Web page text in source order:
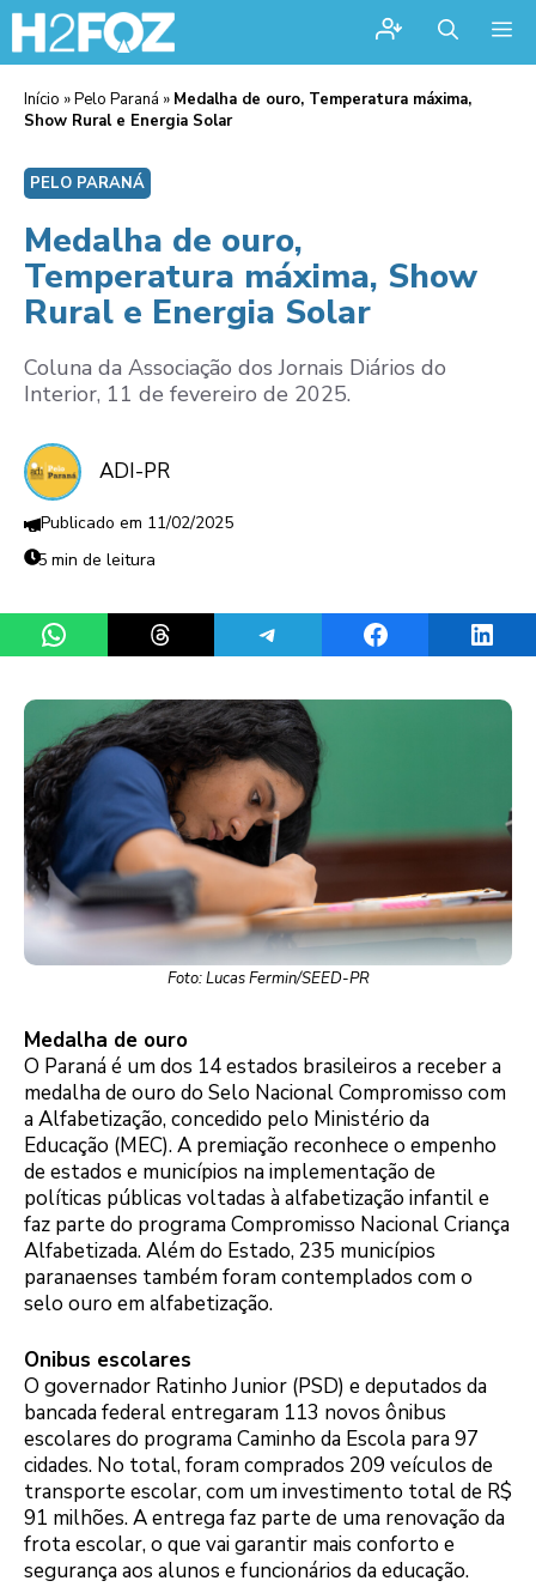
Início »Pelo Paraná » Medalha de ouro, Temperatura máxima,
Show Rural e Energia Solar
PELO PARANÁ
Medalha de ouro,
Temperatura máxima, Show
Rural e Energia Solar
Coluna da Associação dos Jornais Diários do
Interior, 11 de fevereiro de 2025.
ADI-PR
11/02/2025
5 min de leitura
Share on WhatsAppShare on ThreadsShare on TelegramShare on Facebook
Foto: Lucas Fermin/SEED-PR
Medalha de ouro
O Paraná é um dos 14 estados brasileiros a receber a
medalha de ouro do Selo Nacional Compromisso com
a Alfabetização, concedido pelo Ministério da
Educação (MEC). A premiação reconhece o empenho
de estados e municípios na implementação de
políticas públicas voltadas à alfabetização infantil e
faz parte do programa Compromisso Nacional Criança
Alfabetizada. Além do Estado, 235 municípios
paranaenses também foram contemplados com o
selo ouro em alfabetização.
Onibus escolares
O governador Ratinho Junior (PSD) e deputados da
bancada federal entregaram 113 novos ônibus
escolares do programa Caminho da Escola para 97
cidades. No total, foram comprados 209 veículos de
transporte escolar, com um investimento total de R$
91 milhões. A entrega faz parte de uma renovação da
frota escolar, o que vai garantir mais conforto e
segurança aos alunos e funcionários da educação.